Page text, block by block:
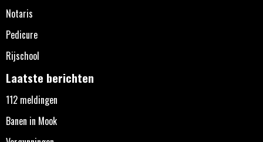
Notaris
Pedicure
Rijschool
Laatste berichten
112 meldingen
Banen in Mook